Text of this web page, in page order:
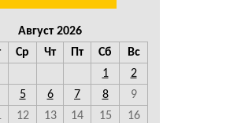
Август 2026
Ср Чт Пт Сб
Вс
1
2
5 6 7 8
9
12 13 14 15
16